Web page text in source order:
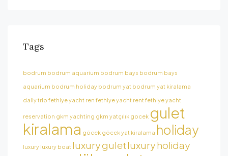
Tags
bodrum bodrum aquarium bodrum bays bodrum bays
aquarium bodrum holiday bodrum yat bodrum yat kiralama
daily trip fethiye yacht ren fethiye yacht rent fethiye yacht
reservation gkm yachting gkm yatçılık gocek gulet
kiralama göcek göcek yat kiralama holiday
luxury luxury boat luxury guletluxury holiday